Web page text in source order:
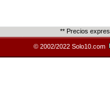
** Precios
© 2002/2022 Solo10.com